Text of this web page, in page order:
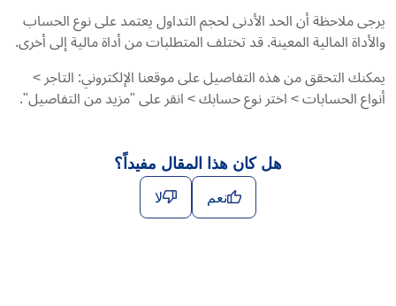
يرجى ملاحظة أن الحد الأدنى لحجم التداول يعتمد على نوع الحساب
والأداة المالية المعينة. قد تختلف المتطلبات من أداة مالية إلى أخرى.
يمكنك التحقق من هذه التفاصيل على موقعنا الإلكتروني: التاجر >
أنواع الحسابات > اختر نوع حسابك > انقر على "مزيد من التفاصيل".
هل كان هذا المقال مفيداً؟
نعم لا